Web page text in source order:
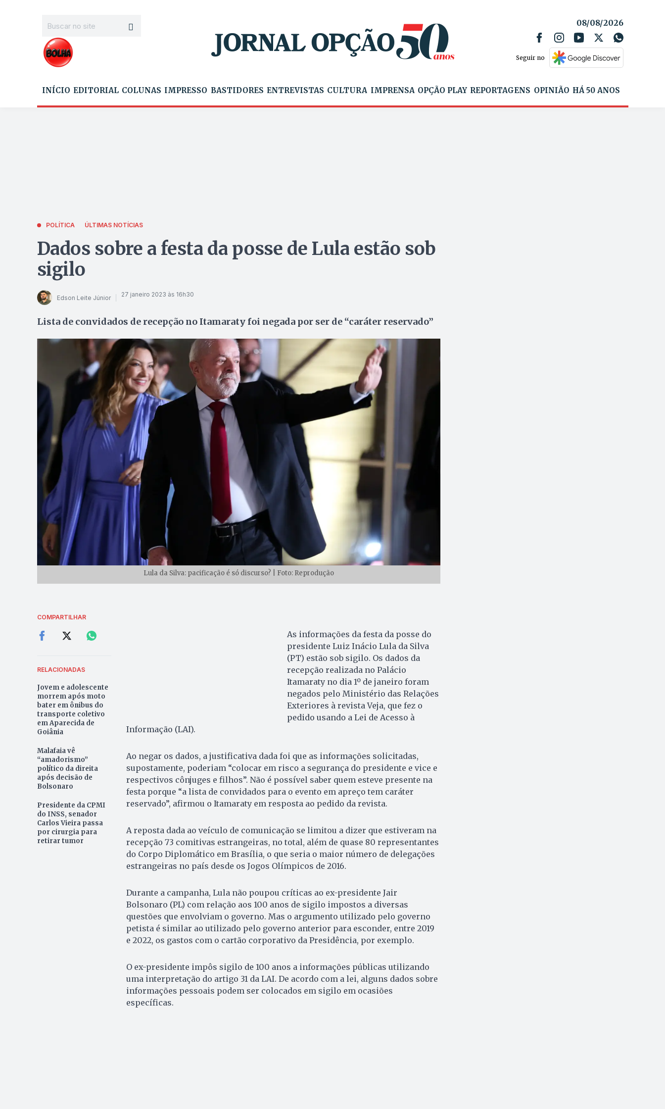
08/08/2026
Seguir no
INÍCIO EDITORIAL COLUNAS IMPRESSO BASTIDORES ENTREVISTAS CULTURA IMPRENSA OPÇÃO PLAY REPORTAGENS OPINIÃO HÁ 50 ANOS
POLÍTICA ÚLTIMAS NOTÍCIAS
Dados sobre a festa da posse de Lula estão sob
sigilo
Edson Leite Júnior 27 janeiro 2023 às 16h30
Lista de convidados de recepção no Itamaraty foi negada por ser de “caráter reservado”
Lula da Silva: pacificação é só discurso? | Foto: Reprodução
COMPARTILHAR
RELACIONADAS
Jovem e adolescente
morrem após moto
bater em ônibus do
transporte coletivo
em Aparecida de
Goiânia
Malafaia vê
“amadorismo”
político da direita
após decisão de
Bolsonaro
Presidente da CPMI
do INSS, senador
Carlos Vieira passa
por cirurgia para
retirar tumor
As informações da festa da posse do
presidente Luiz Inácio Lula da Silva
(PT) estão sob sigilo. Os dados da
recepção realizada no Palácio
Itamaraty no dia 1º de janeiro foram
negados pelo Ministério das Relações
Exteriores à revista Veja, que fez o
pedido usando a Lei de Acesso à
Informação (LAI).
Ao negar os dados, a justificativa dada foi que as informações solicitadas,
supostamente, poderiam “colocar em risco a segurança do presidente e vice e
respectivos cônjuges e filhos”. Não é possível saber quem esteve presente na
festa porque “a lista de convidados para o evento em apreço tem caráter
reservado”, afirmou o Itamaraty em resposta ao pedido da revista.
A reposta dada ao veículo de comunicação se limitou a dizer que estiveram na
recepção 73 comitivas estrangeiras, no total, além de quase 80 representantes
do Corpo Diplomático em Brasília, o que seria o maior número de delegações
estrangeiras no país desde os Jogos Olímpicos de 2016.
Durante a campanha, Lula não poupou críticas ao ex-presidente Jair
Bolsonaro (PL) com relação aos 100 anos de sigilo impostos a diversas
questões que envolviam o governo. Mas o argumento utilizado pelo governo
petista é similar ao utilizado pelo governo anterior para esconder, entre 2019
e 2022, os gastos com o cartão corporativo da Presidência, por exemplo.
O ex-presidente impôs sigilo de 100 anos a informações públicas utilizando
uma interpretação do artigo 31 da LAI. De acordo com a lei, alguns dados sobre
informações pessoais podem ser colocados em sigilo em ocasiões
específicas.